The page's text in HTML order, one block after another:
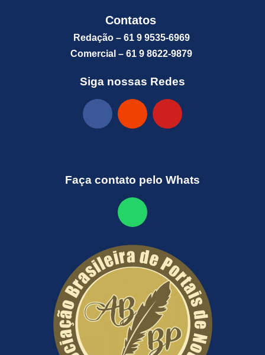
Contatos
Redação – 61 9 9535-6969
Comercial – 61 9 8622-9879
Siga nossas Redes
Faça contato pelo Whats